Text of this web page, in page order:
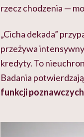
rzecz chodzenia —
„Cicha dekada”
przeżywa
kredyty. To
Badania
funkcji